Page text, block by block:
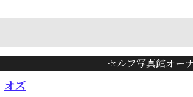
セルフ写真館オー
オズ